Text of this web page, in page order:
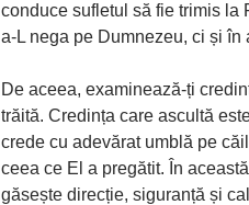
conduce sufletul să fie trimis la
a-L nega pe Dumnezeu, ci și
De aceea, examinează-ți
trăită. Credința care ascultă
crede cu adevărat umblă pe
ceea ce El a pregătit. În
găsește direcție, siguranță și